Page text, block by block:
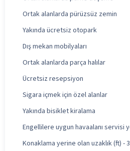
Ortak alanlarda pürüzsüz zemin
Yakında ücretsiz otopark
Dış mekan mobilyaları
Ortak alanlarda parça halılar
Ücretsiz resepsiyon
Sigara içmek için özel alanlar
Yakında bisiklet kiralama
Engellilere uygun havaalanı servisi
Konaklama yerine olan uzaklık (ft) - 3